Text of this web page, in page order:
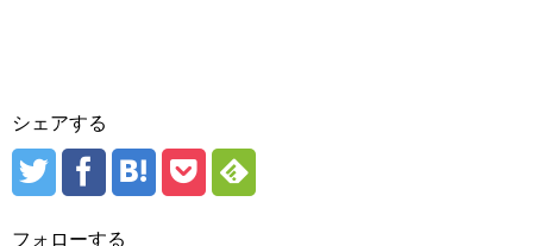
シェアする
フォローする